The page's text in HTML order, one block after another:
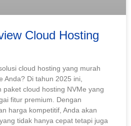
Cloud Hosting
cloud hosting yang murah
Anda? Di tahun 2025 ini,
paket cloud hosting NVMe yang
fitur premium. Dengan
harga kompetitif, Anda akan
tidak hanya cepat tetapi juga